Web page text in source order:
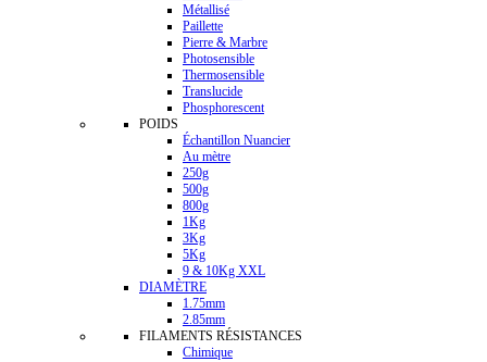
Métallisé
Paillette
Pierre & Marbre
Photosensible
Thermosensible
Translucide
Phosphorescent
POIDS
Échantillon Nuancier
Au mètre
250g
500g
800g
1Kg
3Kg
5Kg
9 & 10Kg XXL
DIAMÈTRE
1.75mm
2.85mm
FILAMENTS RÉSISTANCES
Chimique